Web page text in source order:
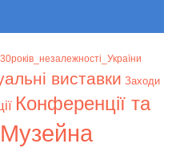
30років_незалежності_України
виставки Заходи
Конференції та
Музейна